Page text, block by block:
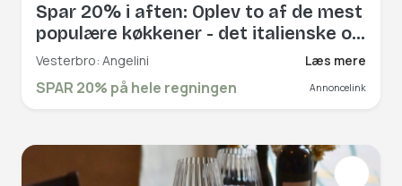
Spar 20% i aften: Oplev to af de mest
populære køkkener - det italienske og
amerikanske - hos Angelini i hjertet af
Købehavn. Book hér og få rabat på
hele regningen!
Vesterbro: Angelini Læs mere
SPAR 20% på hele regningen Annoncelink